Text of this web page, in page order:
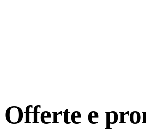
Offerte e